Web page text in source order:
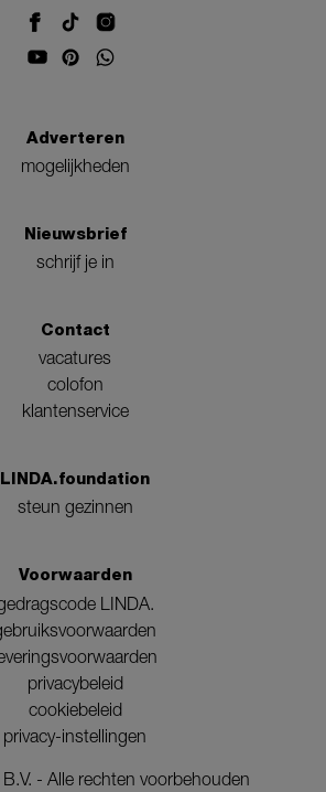
Adverteren
mogelijkheden
Nieuwsbrief
schrijf je in
Contact
vacatures
colofon
klantenservice
LINDA.foundation
steun gezinnen
Voorwaarden
LINDA.
privacybeleid
cookiebeleid
privacy-instellingen
- Alle rechten voorbehouden